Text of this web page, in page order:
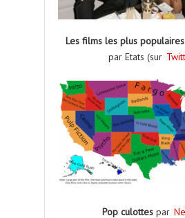
Les films les plus populaires
par Etats (sur
Pop culottes par